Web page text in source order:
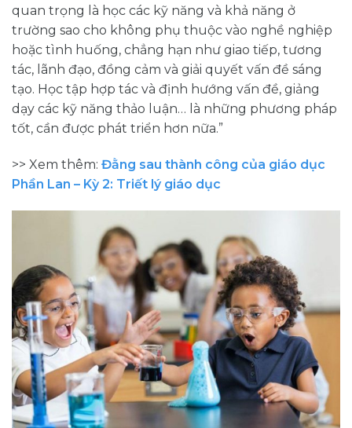
quan trọng là học các kỹ năng và khả năng ở
trường sao cho không phụ thuộc vào nghề nghiệp
hoặc tình huống, chẳng hạn như giao tiếp, tương
tác, lãnh đạo, đồng cảm và giải quyết vấn đề sáng
tạo. Học tập hợp tác và định hướng vấn đề, giảng
dạy các kỹ năng thảo luận… là những phương pháp
tốt, cần được phát triển hơn nữa.”
>> Xem thêm: Đằng sau thành công của giáo dục
Phần Lan – Kỳ 2: Triết lý giáo dục